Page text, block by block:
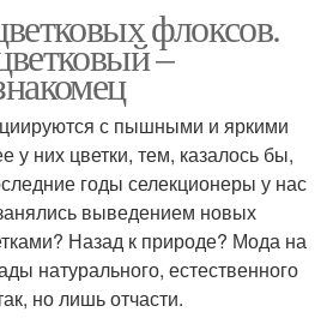
флоксов.
–
с пышными и яркими
у них цветки, тем, казалось бы,
годы селекционеры у нас
выведением новых
Назад к природе? Мода на
натурального, естественного
но лишь отчасти.